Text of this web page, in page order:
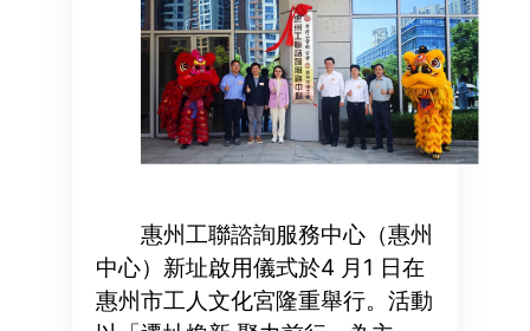
惠州工聯諮詢服務中心（惠州
中心）新址啟用儀式於4 月1 日在
惠州市工人文化宮隆重舉行。活動